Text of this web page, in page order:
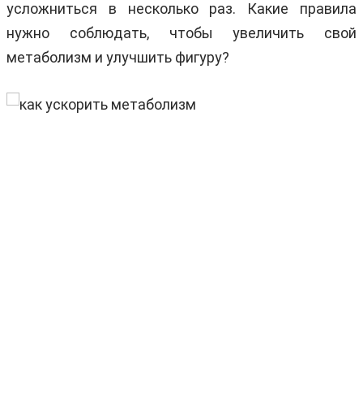
усложниться в несколько раз. Какие правила
нужно соблюдать, чтобы увеличить свой
метаболизм и улучшить фигуру?